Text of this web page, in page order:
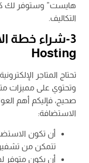
هايست” وستوفر لك
التكاليف.
3-شراء خطة
Hosting
تحتاج المتاجر
وتحتوي على مميزات
صحيح، فإليكم أهم
الاستضافة:
تتمكن من تشفير
أن يكون متوفر